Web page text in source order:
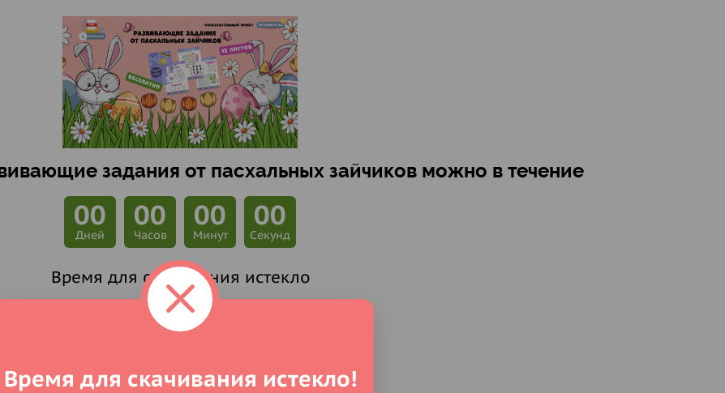
задания от пасхальных зайчиков можно в течение
00
Дней
00
Часов
00
Минут
00
Секунд
Время для скачивания истекло
Время для скачивания истекло!